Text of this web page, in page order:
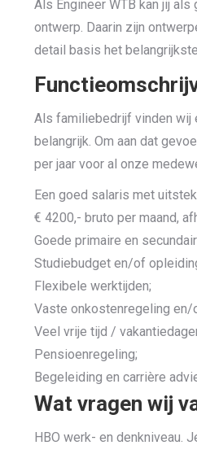
Als Engineer WTB kan jij
ontwerp. Daarin zijn
detail basis het
Als familiebedrijf vinden wij
belangrijk. Om aan dat
per jaar voor al onze
Een goed salaris met
€ 4200,- bruto per maand,
Goede primaire en
Studiebudget en/of
Flexibele werktijden;
Vaste onkostenregeling
Veel vrije tijd /
Pensioenregeling;
Begeleiding en carrière
Wat vragen wij
HBO werk- en denkniveau.